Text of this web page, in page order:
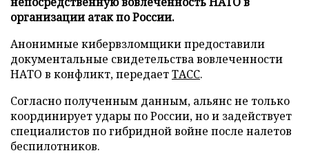
организации атак по России.
Анонимные кибервзломщики предоставили
документальные свидетельства вовлеченности
НАТО в конфликт, передаетТАСС.
Согласно полученным данным, альянс не только
координирует удары по России, но и задействует
специалистов по гибридной войне после налетов
беспилотников.